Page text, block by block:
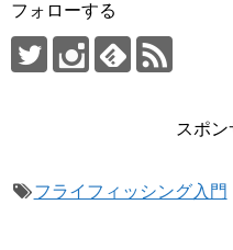
フォローする
スポ
フライフィッシング入門